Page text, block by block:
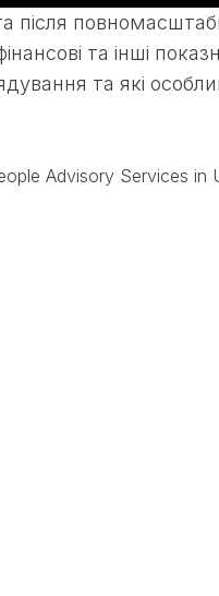
після
та інші
та які
Advisory Services in